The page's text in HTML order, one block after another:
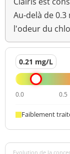
Au-delà de
l'odeur du
0.21 mg/L
0.0 0.5
Faiblement
Evolution de la